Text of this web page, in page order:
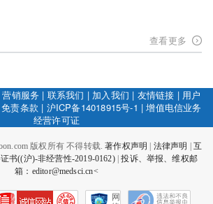
查看更多
营销服务 | 联系我们 | 加入我们 | 友情链接 | 用户
免责条款 | 沪ICP备14018915号-1 |增值电信业务
经营许可证
版权所有 不得转载.著作权声明 法律声明
互
书((沪)-非经营性-2019-0162)|投诉、举报、维权邮
箱：editor@medsci.cn<
网